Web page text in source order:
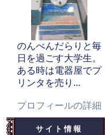
のんべんだらりと毎
日を過ごす大学生。
ある時は電器屋でプ
リンタを売り...
プロフィールの詳細
サイト情報